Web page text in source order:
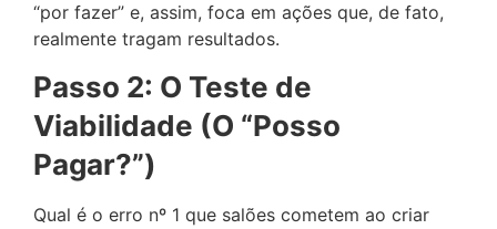
“por fazer” e, assim, foca em ações que, de fato,
realmente tragam resultados.
Passo 2: O Teste de
Viabilidade (O “Posso
Pagar?”)
Qual é o erro nº 1 que salões cometem ao criar